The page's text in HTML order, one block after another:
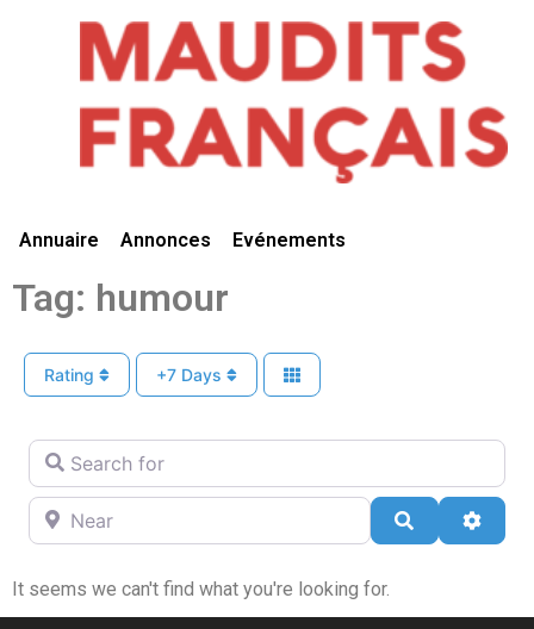
Annuaire Annonces Evénements
Tag: humour
Rating +7 Days
Search for
Near
Search
It seems we can't find what you're looking for.